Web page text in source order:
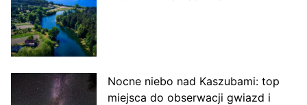
Nocne niebo nad Kaszubami: top
miejsca do obserwacji gwiazd i